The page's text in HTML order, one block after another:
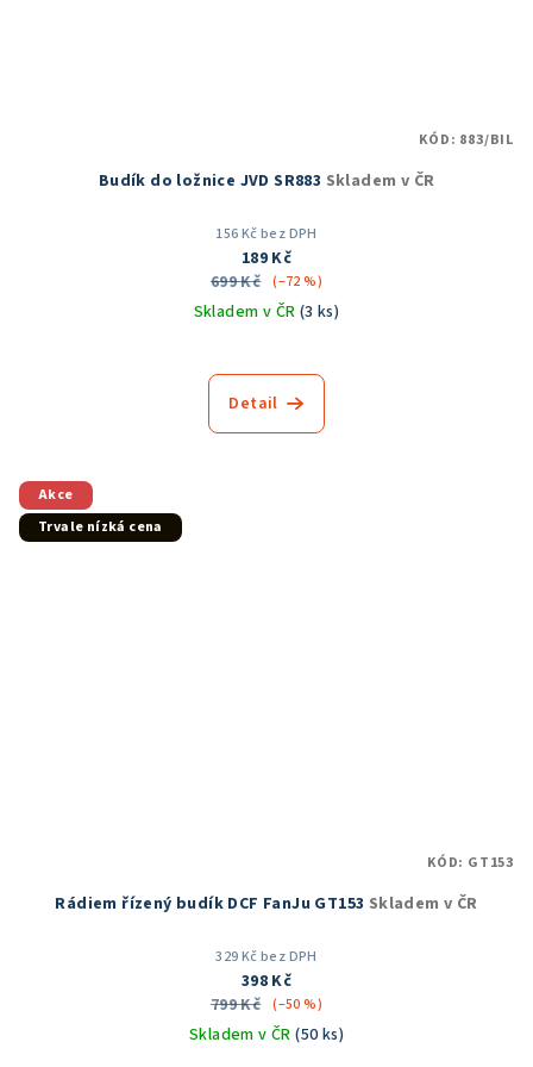
Budík do ložnice JVD SR883 Skladem v ČR
156 Kč bez DPH
189 Kč
699 Kč (–72 %)
Skladem v ČR (3 ks)
Detail
KÓD: 883/BIL
Akce
Trvale nízká cena
Rádiem řízený budík DCF FanJu GT153 Skladem v ČR
329 Kč bez DPH
398 Kč
799 Kč (–50 %)
Skladem v ČR(50 ks)
KÓD: GT153